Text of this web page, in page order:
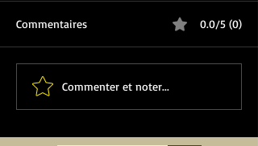
Commentaires 0.0/5 (0)
Commenter et noter...